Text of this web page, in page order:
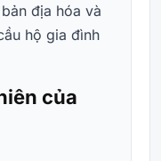
địa hóa và
hộ gia đình
của